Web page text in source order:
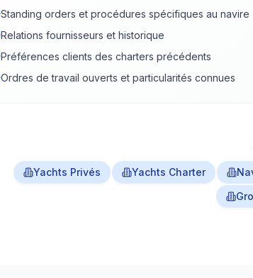
Standing orders et procédures spécifiques au navire
Relations fournisseurs et historique
Préférences clients des charters précédents
Ordres de travail ouverts et particularités connues
Yachts Privés Yachts Charter